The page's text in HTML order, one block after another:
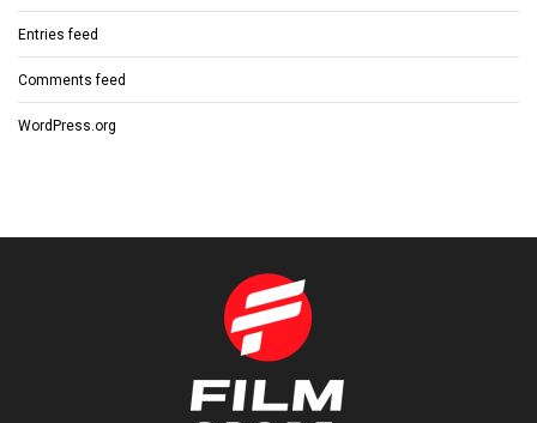
Entries feed
Comments feed
WordPress.org